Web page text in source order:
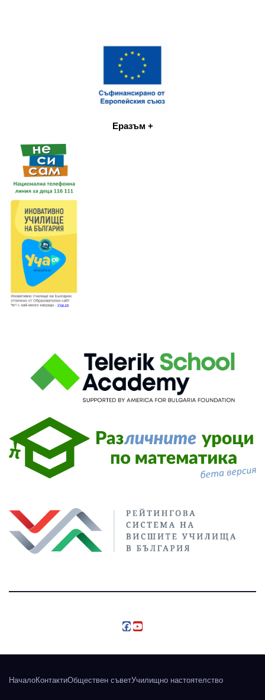
Еразъм +
НачалоКонтактиОбществен съветУчилищно настоятелство